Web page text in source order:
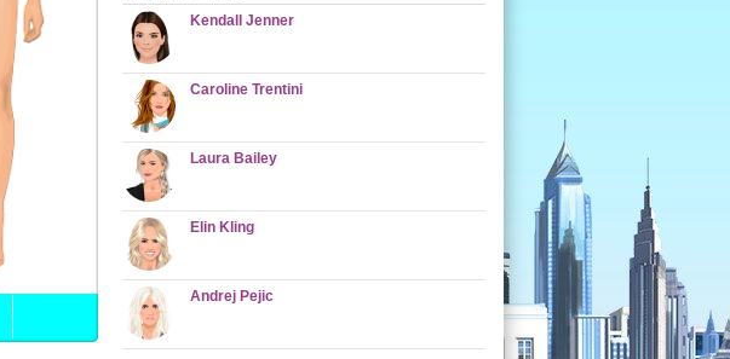
Kendall Jenner
Caroline Trentini
Laura Bailey
Elin Kling
Andrej Pejic